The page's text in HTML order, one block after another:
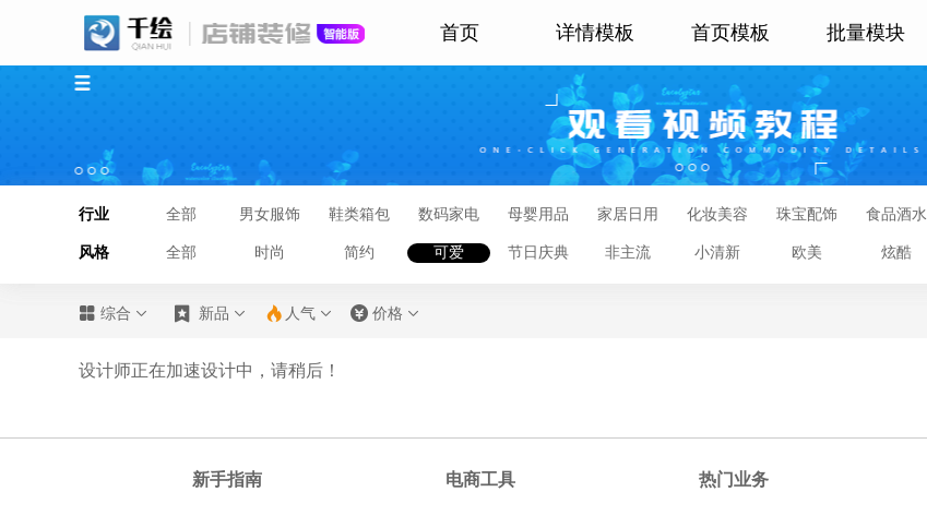
首页 详情模板 首页模板 批量模块
行业 全部 男女服饰 鞋类箱包 数码家电 母婴用品 家居日用 化妆美容 珠宝配饰 食品酒水
风格 全部 时尚 简约 可爱 节日庆典 非主流 小清新 欧美 炫酷
 综合   新品   人气   价格 
设计师正在加速设计中，请稍后！
新手指南 电商工具 热门业务